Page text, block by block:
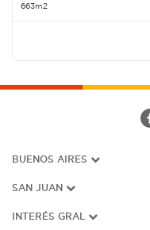
663m2
BUENOS AIRES
SAN JUAN
INTERÉS GRAL